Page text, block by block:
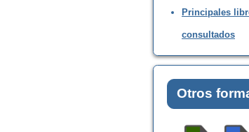
Principales
consultados
Otros